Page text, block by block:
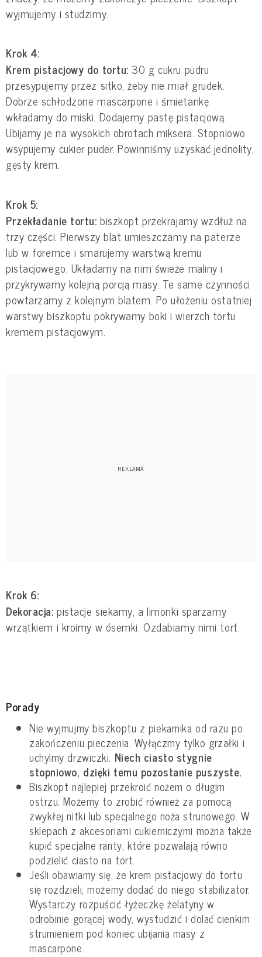
wyjmujemy i studzimy.
Krok 4:
Krem pistacjowy do tortu: 30 g cukru pudru
przesypujemy przez sitko, żeby nie miał grudek.
Dobrze schłodzone mascarpone i śmietankę
wkładamy do miski. Dodajemy pastę pistacjową.
Ubijamy je na wysokich obrotach miksera. Stopniowo
wsypujemy cukier puder. Powinniśmy uzyskać jednolity,
gęsty krem.
Krok 5:
Przekładanie tortu: biszkopt przekrajamy wzdłuż na
trzy części. Pierwszy blat umieszczamy na paterze
lub w foremce i smarujemy warstwą kremu
pistacjowego. Układamy na nim świeże maliny i
przykrywamy kolejną porcją masy. Te same czynności
powtarzamy z kolejnym blatem. Po ułożeniu ostatniej
warstwy biszkoptu pokrywamy boki i wierzch tortu
kremem pistacjowym.
Krok 6:
Dekoracja: pistacje siekamy, a limonki sparzamy
wrzątkiem i kroimy w ósemki. Ozdabiamy nimi tort.
Porady
Nie wyjmujmy biszkoptu z piekarnika od razu po
zakończeniu pieczenia. Wyłączmy tylko grzałki i
uchylmy drzwiczki. Niech ciasto stygnie
stopniowo, dzięki temu pozostanie puszyste.
Biszkopt najlepiej przekroić nożem o długim
ostrzu. Możemy to zrobić również za pomocą
zwykłej nitki lub specjalnego noża strunowego. W
sklepach z akcesoriami cukierniczymi można także
kupić specjalne ranty, które pozwalają równo
podzielić ciasto na tort.
Jeśli obawiamy się, że krem pistacjowy do tortu
się rozdzieli, możemy dodać do niego stabilizator.
Wystarczy rozpuścić łyżeczkę żelatyny w
odrobinie gorącej wody, wystudzić i dolać cienkim
strumieniem pod koniec ubijania masy z
mascarpone.